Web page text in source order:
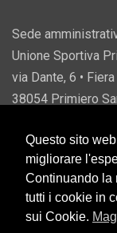
Sede
Unione Sportiva
via Dante, 6 •
38054 Primiero
Questo sito
migliorare
Continuando la
tutti i cookie in
sui Cookie.